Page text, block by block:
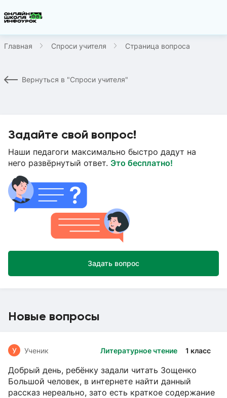
Главная Спроси учителя Страница вопроса
Вернуться в "Спроси учителя"
Задайте свой вопрос!
Наши педагоги максимально быстро дадут на
него развёрнутый ответ. Это бесплатно!
Задать вопрос
Новые вопросы
Литературное чтение 1 класс
У Ученик
Добрый день, ребёнку задали читать Зощенко
Большой человек, в интернете найти данный
рассказ нереально, зато есть краткое содержание